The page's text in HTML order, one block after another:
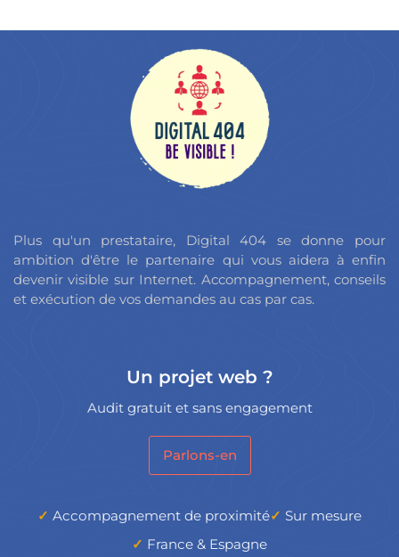
Plus qu'un prestataire, Digital 404 se donne pour
ambition d'être le partenaire qui vous aidera à enfin
devenir visible sur Internet. Accompagnement, conseils
et exécution de vos demandes au cas par cas.
Un projet web ?
Audit gratuit et sans engagement
Parlons-en
Accompagnement de proximité
Sur mesure
France & Espagne